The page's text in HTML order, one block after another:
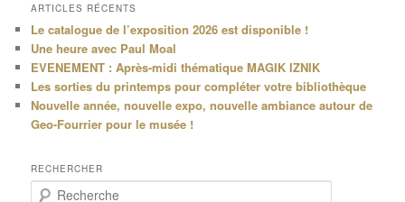
ARTICLES RÉCENTS
Le catalogue de l’exposition 2026 est disponible !
Une heure avec Paul Moal
EVENEMENT : Après-midi thématique MAGIK IZNIK
Les sorties du printemps pour compléter votre bibliothèque
Nouvelle année, nouvelle expo, nouvelle ambiance autour de
Geo-Fourrier pour le musée !
RECHERCHER